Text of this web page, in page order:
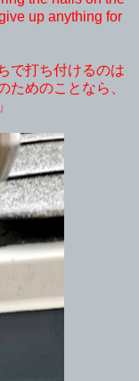
up anything for
で打ち付けるのは
ためのことなら、